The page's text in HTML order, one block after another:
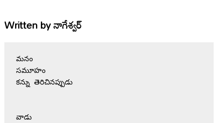
Written byనాగేశ్వర్
మనం
సమూహం
కన్ను తెరిచినప్పుడు
వాడు